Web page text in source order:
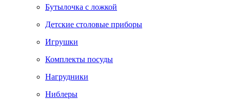
Бутылочка с ложкой
Детские столовые приборы
Игрушки
Комплекты посуды
Нагрудники
Ниблеры